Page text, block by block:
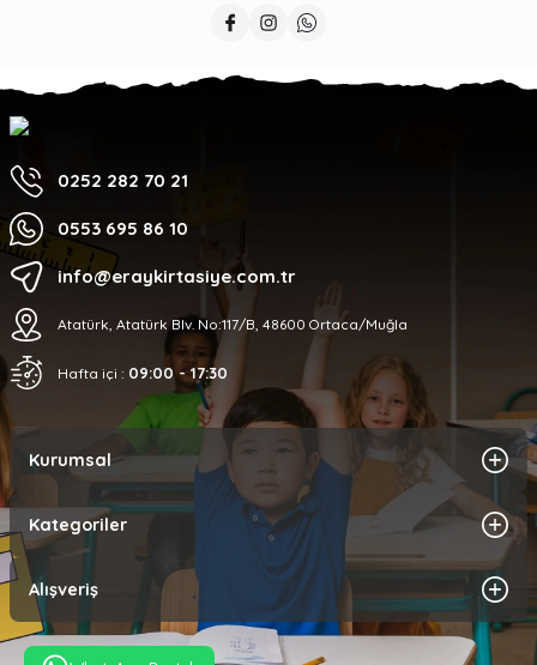
0252 282 70 21
0553 695 86 10
info@eraykirtasiye.com.tr
Atatürk, Atatürk Blv. No:117/B, 48600 Ortaca/Muğla
Hafta içi : 09:00 - 17:30
Kurumsal
Kategoriler
Alışveriş